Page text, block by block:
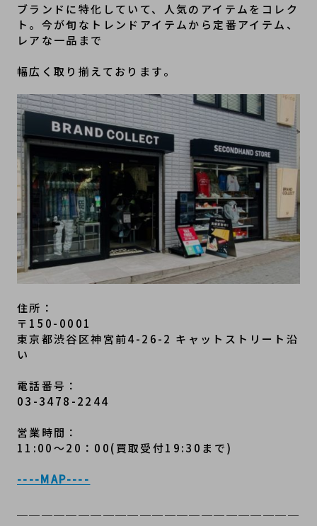
ブランドに特化していて、人気のアイテムをコレク
ト。今が旬なトレンドアイテムから定番アイテム、
レアな一品まで
幅広く取り揃えております。
住所：
〒150-0001
東京都渋谷区神宮前4-26-2 キャットストリート沿
い
電話番号：
03-3478-2244
営業時間：
11:00～20：00(買取受付19:30まで)
----MAP----